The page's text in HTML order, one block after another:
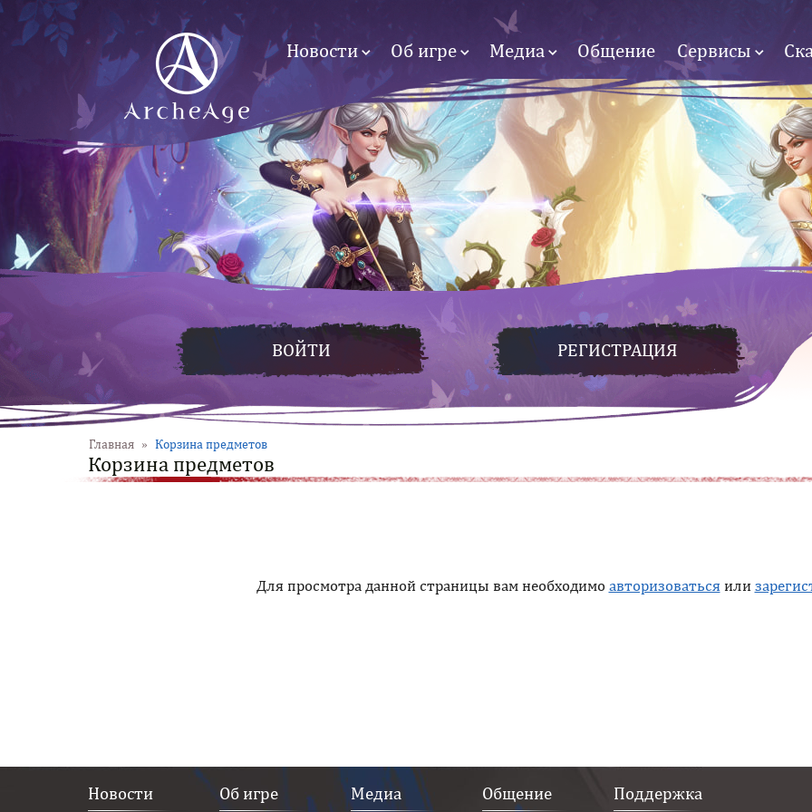
Новости Об игре Медиа Общение Сервисы
ВОЙТИ РЕГИСТРАЦИЯ
Главная » Корзина предметов
Корзина предметов
Для просмотра данной страницы вам необходимо авторизоваться или
Новости Об игре Медиа Общение Поддержка